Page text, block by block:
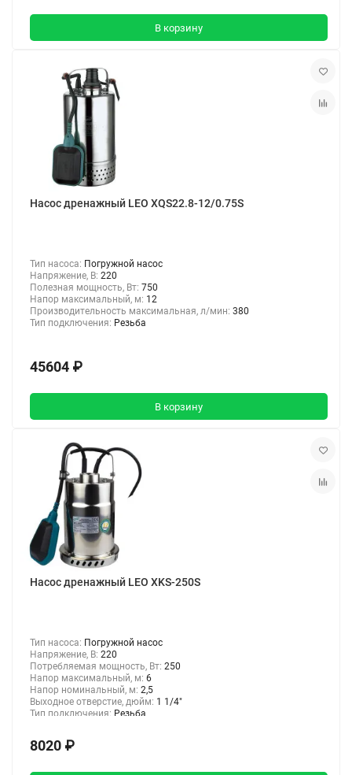
В корзину
Насос дренажный LEO XQS22.8-12/0.75S
Тип насоса: Погружной насос
Напряжение, В: 220
Полезная мощность, Вт: 750
Напор максимальный, м: 12
Производительность максимальная, л/мин: 380
Тип подключения: Резьба
45604 ₽
В корзину
Насос дренажный LEO XKS-250S
Тип насоса: Погружной насос
Напряжение, В: 220
Потребляемая мощность, Вт: 250
Напор максимальный, м: 6
Напор номинальный, м: 2,5
Выходное отверстие, дюйм: 1 1/4"
Тип подключения: Резьба
8020 ₽